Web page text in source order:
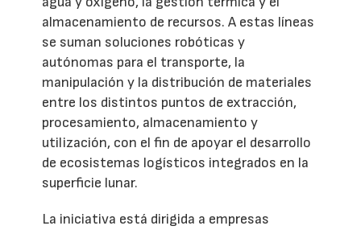
almacenamiento de recursos. A estas líneas
se suman soluciones robóticas y
autónomas para el transporte, la
manipulación y la distribución de materiales
entre los distintos puntos de extracción,
procesamiento, almacenamiento y
utilización, con el fin de apoyar el desarrollo
de ecosistemas logísticos integrados en la
superficie lunar.
La iniciativa está dirigida a empresas